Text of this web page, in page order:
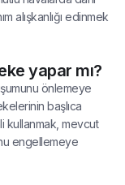
alışkanlığı edinmek
yapar mı?
önlemeye
başlıca
kullanmak, mevcut
engellemeye